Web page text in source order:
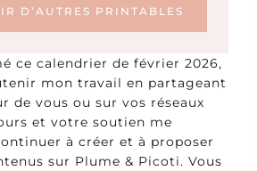
D’AUTRES PRINTABLES
ce calendrier de février 2026,
mon travail en partageant
de vous ou sur vos réseaux
et votre soutien me
à créer et à proposer
sur Plume & Picoti. Vous